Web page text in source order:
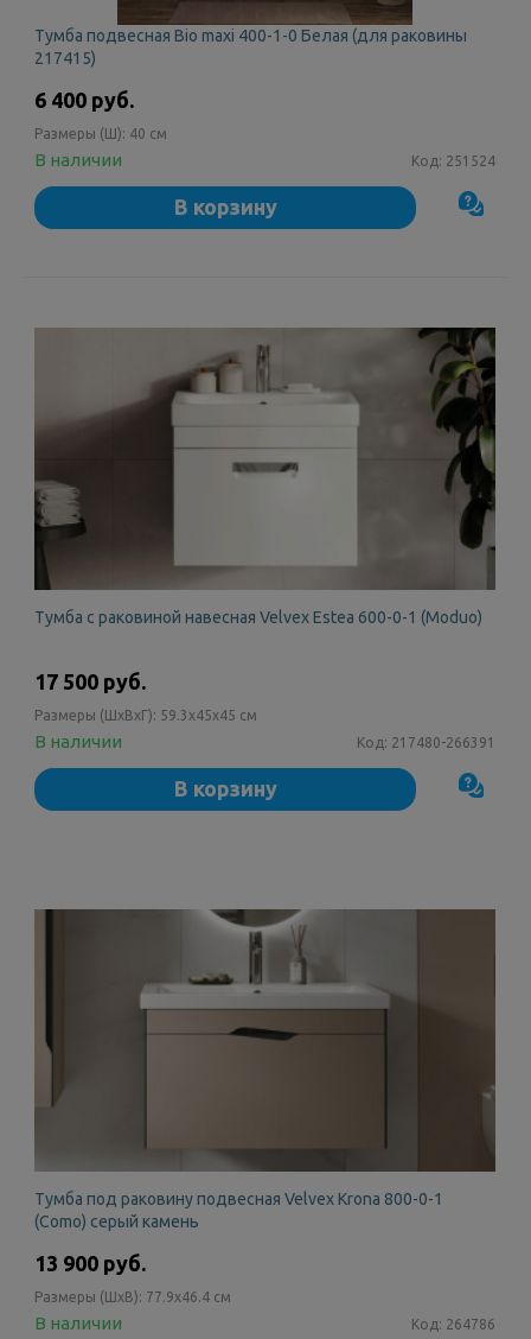
Тумба подвесная Bio maxi 400-1-0 Белая (для раковины
217415)
6 400 руб.
Размеры (Ш): 40 см
В наличии Код: 251524
В корзину
Тумба с раковиной навесная Velvex Estea 600-0-1 (Moduo)
17 500 руб.
Размеры (ШxВxГ): 59.3x45x45 см
В наличии Код: 217480-266391
В корзину
Тумба под раковину подвесная Velvex Krona 800-0-1
(Como) серый камень
13 900 руб.
Размеры (ШxВ): 77.9x46.4 см
В наличии Код: 264786